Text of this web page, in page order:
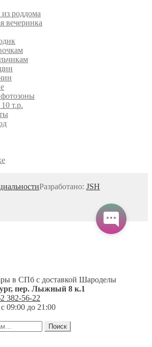
роддома
вечеринка
т.р.
Разработано: JSH
в СПб с доставкой Шароделы
, пер. Лыжный 8 к.1
382-56-22
с 09:00 до 21:00
Поиск